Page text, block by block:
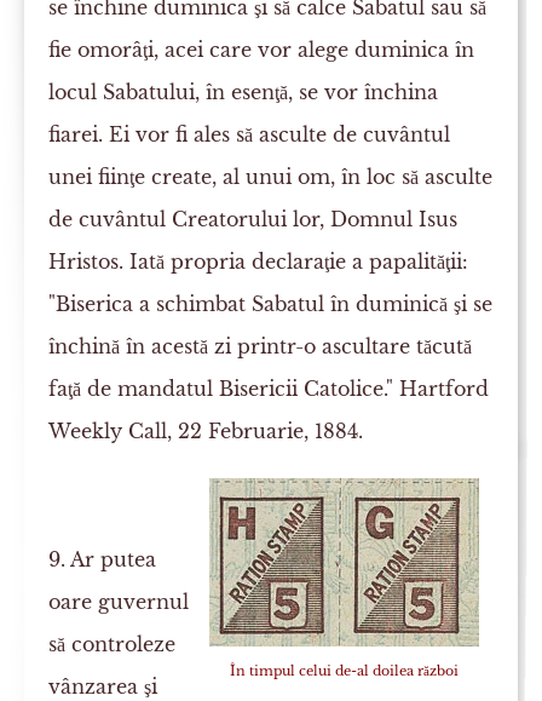
se închine duminica şi să calce Sabatul sau să
fie omorâţi, acei care vor alege duminica în
locul Sabatului, în esenţă, se vor închina
fiarei. Ei vor fi ales să asculte de cuvântul
unei fiinţe create, al unui om, în loc să asculte
de cuvântul Creatorului lor, Domnul Isus
Hristos. Iată propria declaraţie a papalităţii:
"Biserica a schimbat Sabatul în duminică şi se
închină în acestă zi printr-o ascultare tăcută
faţă de mandatul Bisericii Catolice."Hartford
Weekly Call, 22 Februarie, 1884.
În timpul celui de-al doilea război
9. Ar putea
oare guvernul
să controleze
vânzarea şi